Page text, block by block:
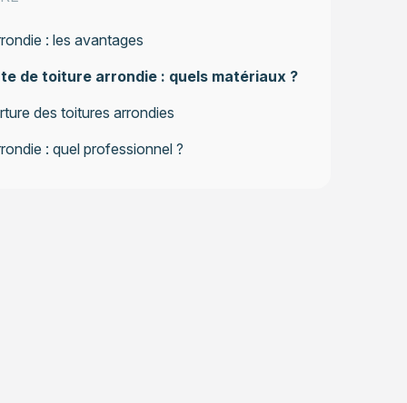
: les avantages
de toiture arrondie : quels matériaux ?
des toitures arrondies
: quel professionnel ?